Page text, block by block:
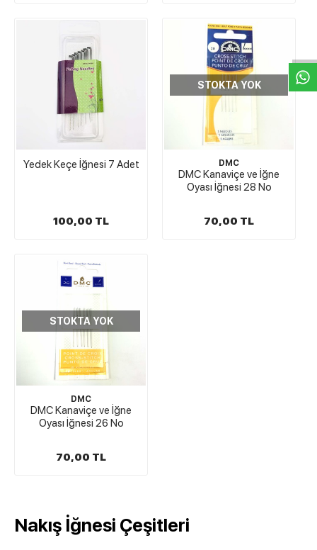
Yedek Keçe İğnesi 7 Adet
100,00 TL
STOKTA YOK
DMC
DMC Kanaviçe ve İğne
Oyası İğnesi 28 No
70,00 TL
STOKTA YOK
DMC
DMC Kanaviçe ve İğne
Oyası İğnesi 26 No
70,00 TL
Nakış İğnesi Çeşitleri